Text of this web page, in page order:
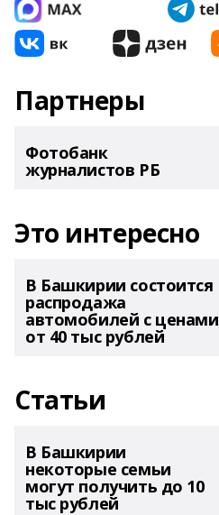
Партнеры
Фотобанк
журналистов РБ
Это интересно
В Башкирии состоится
распродажа
автомобилей с ценами
от 40 тыс рублей
Статьи
В Башкирии
некоторые семьи
могут получить до 10
тыс рублей